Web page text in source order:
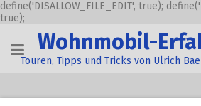
define('DISALLOW_FILE_EDIT', true);
true);
content
Wohnmobil-
Touren, Tipps und Tricks von Ulrich